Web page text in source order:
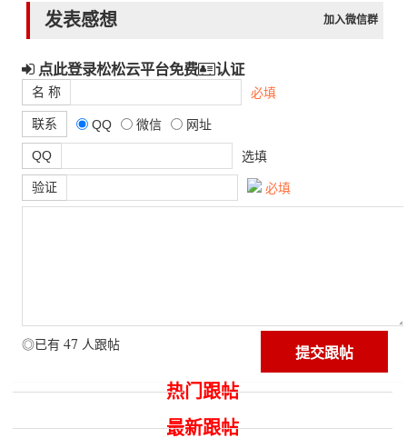
发表感想 加入微信群
点此登录松松云平台免费 认证
名 称 必填
联系 QQ 微信 网址
QQ 选填
验证 必填
◎已有 47 人跟帖
热门跟帖
最新跟帖